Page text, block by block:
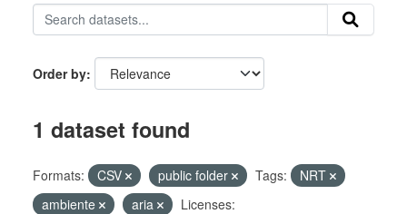
Order by
1 dataset found
Formats: CSV public folder Tags:
NRT
ambiente
aria
Licenses: